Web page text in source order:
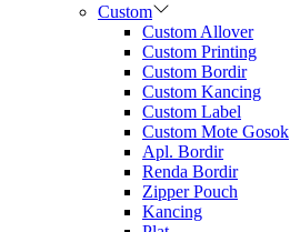
Custom
Custom Allover
Custom Printing
Custom Bordir
Custom Kancing
Custom Label
Custom Mote Gosok
Apl. Bordir
Renda Bordir
Zipper Pouch
Kancing